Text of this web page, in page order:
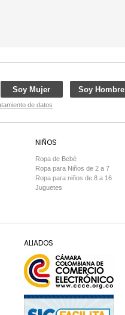
Soy Mujer Soy Hombre
de datos
NIÑOS
Ropa de Bebé
Ropa para Niños de 2 a 7
Ropa para niños de 8 a 16
Juguetes
ALIADOS